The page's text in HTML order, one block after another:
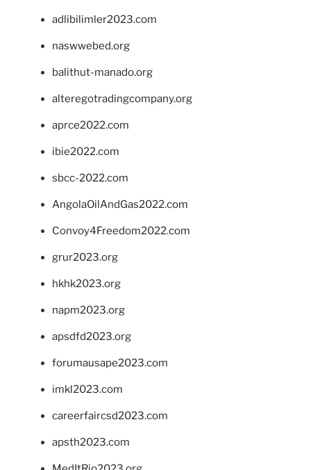
adlibilimler2023.com
naswwebed.org
balithut-manado.org
alteregotradingcompany.org
aprce2022.com
ibie2022.com
sbcc-2022.com
AngolaOilAndGas2022.com
Convoy4Freedom2022.com
grur2023.org
hkhk2023.org
napm2023.org
apsdfd2023.org
forumausape2023.com
imkl2023.com
careerfaircsd2023.com
apsth2023.com